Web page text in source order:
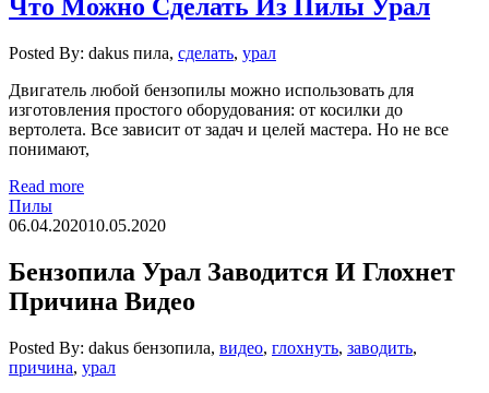
Что Можно Сделать Из Пилы Урал
Posted By: dakus пила, сделать, урал
Двигатель любой бензопилы можно использовать для
изготовления простого оборудования: от косилки до
вертолета. Все зависит от задач и целей мастера. Но не все
понимают,
Read more
Пилы
06.04.202010.05.2020
Бензопила Урал Заводится И Глохнет
Причина Видео
Posted By: dakus бензопила, видео, глохнуть, заводить,
причина, урал